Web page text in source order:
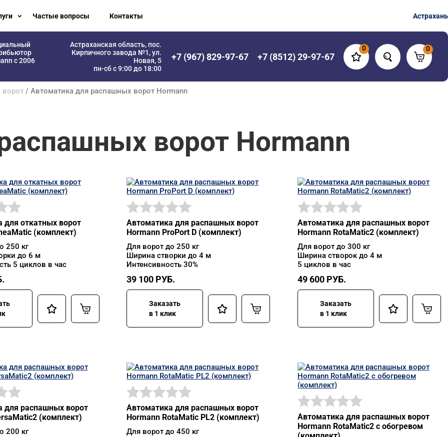
Частые вопросы Контакты Астрахань
с 2006
Астраханская область, пос.
Кирпичного завода №1, ул.
Новая, 5
пн-сб с 9:00 до 18:00
+7 (967) 829-97-67 +7 (8512) 29-97-67
0 0
/ Автоматика для распашных ворот Hormann
ворот Hormann
для откатных ворот
(комплект)
250 кг
до 6 м
5 циклов в час
Автоматика для распашных ворот
Hormann ProPort D (комплект)
Для ворот до 250 кг
Ширина створки до 4 м
Интенсивность 30%
39 100 РУБ.
Заказать
в 1 клик
Автоматика для распашных ворот
Hormann RotaMatic2 (комплект)
Для ворот до 300 кг
Ширина створок до 4 м
5 циклов в час
49 600 РУБ.
Заказать
в 1 клик
для распашных ворот
(комплект)
200 кг
Автоматика для распашных ворот
Hormann RotaMatic PL2 (комплект)
Для ворот до 450 кг
Автоматика для распашных ворот
Hormann RotaMatic2 с обогревом